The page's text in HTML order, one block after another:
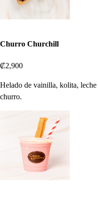
Churro Churchill
₡2,900
Helado de vainilla, kolita,
churro.